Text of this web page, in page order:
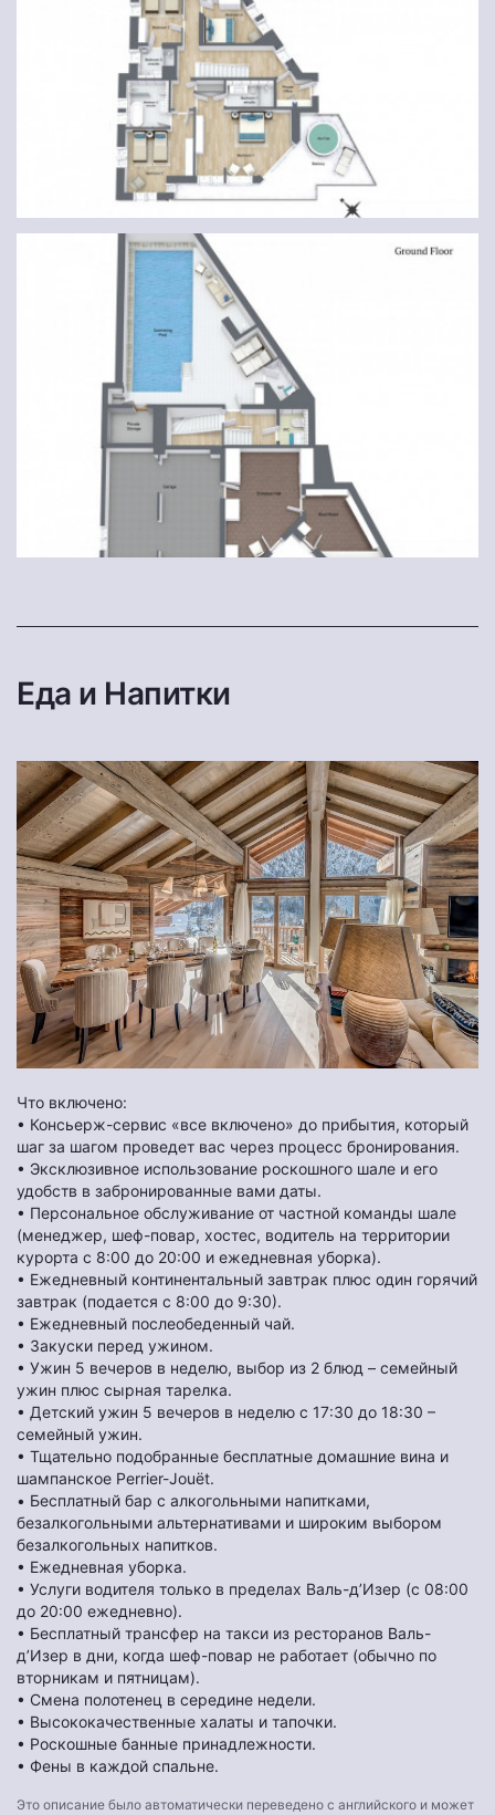
Еда и Напитки
Что включено:
• Консьерж-сервис «все включено» до прибытия, который
шаг за шагом проведет вас через процесс бронирования.
• Эксклюзивное использование роскошного шале и его
удобств в забронированные вами даты.
• Персональное обслуживание от частной команды шале
(менеджер, шеф-повар, хостес, водитель на территории
курорта с 8:00 до 20:00 и ежедневная уборка).
• Ежедневный континентальный завтрак плюс один горячий
завтрак (подается с 8:00 до 9:30).
• Ежедневный послеобеденный чай.
• Закуски перед ужином.
• Ужин 5 вечеров в неделю, выбор из 2 блюд – семейный
ужин плюс сырная тарелка.
• Детский ужин 5 вечеров в неделю с 17:30 до 18:30 –
семейный ужин.
• Тщательно подобранные бесплатные домашние вина и
шампанское Perrier-Jouët.
• Бесплатный бар с алкогольными напитками,
безалкогольными альтернативами и широким выбором
безалкогольных напитков.
• Ежедневная уборка.
• Услуги водителя только в пределах Валь-д’Изер (с 08:00
до 20:00 ежедневно).
• Бесплатный трансфер на такси из ресторанов Валь-
д’Изер в дни, когда шеф-повар не работает (обычно по
вторникам и пятницам).
• Смена полотенец в середине недели.
• Высококачественные халаты и тапочки.
• Роскошные банные принадлежности.
• Фены в каждой спальне.
Это описание было автоматически переведено с английского и может